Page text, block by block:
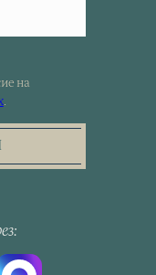
на
.